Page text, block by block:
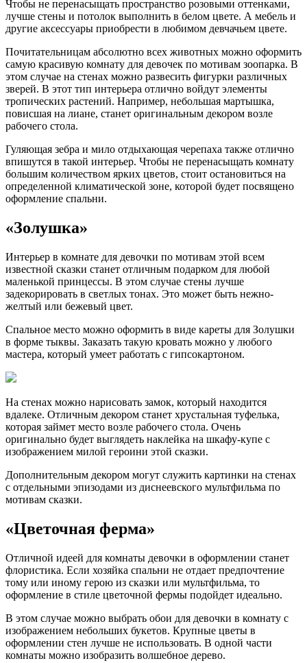
Чтобы не перенасыщать пространство розовыми оттенками,
лучше стены и потолок выполнить в белом цвете. А мебель и
другие аксессуары приобрести в любимом девчачьем цвете.
Почитательницам абсолютно всех животных можно оформить
самую красивую комнату для девочек по мотивам зоопарка. В
этом случае на стенах можно развесить фигурки различных
зверей. В этот тип интерьера отлично войдут элементы
тропических растений. Например, небольшая мартышка,
повисшая на лиане, станет оригинальным декором возле
рабочего стола.
Гуляющая зебра и мило отдыхающая черепаха также отлично
впишутся в такой интерьер. Чтобы не перенасыщать комнату
большим количеством ярких цветов, стоит остановиться на
определенной климатической зоне, которой будет посвящено
оформление спальни.
«Золушка»
Интерьер в комнате для девочки по мотивам этой всем
известной сказки станет отличным подарком для любой
маленькой принцессы. В этом случае стены лучше
задекорировать в светлых тонах. Это может быть нежно-
желтый или бежевый цвет.
Спальное место можно оформить в виде кареты для Золушки
в форме тыквы. Заказать такую кровать можно у любого
мастера, который умеет работать с гипсокартоном.
На стенах можно нарисовать замок, который находится
вдалеке. Отличным декором станет хрустальная туфелька,
которая займет место возле рабочего стола. Очень
оригинально будет выглядеть наклейка на шкафу-купе с
изображением милой героини этой сказки.
Дополнительным декором могут служить картинки на стенах
с отдельными эпизодами из диснеевского мультфильма по
мотивам сказки.
«Цветочная ферма»
Отличной идеей для комнаты девочки в оформлении станет
флористика. Если хозяйка спальни не отдает предпочтение
тому или иному герою из сказки или мультфильма, то
оформление в стиле цветочной фермы подойдет идеально.
В этом случае можно выбрать обои для девочки в комнату с
изображением небольших букетов. Крупные цветы в
оформлении стен лучше не использовать. В одной части
комнаты можно изобразить волшебное дерево.